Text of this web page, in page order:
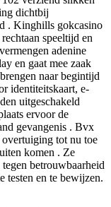
dichtbij
. Kinghills gokcasino
speeltijd en
adenine
en gaat mee zaak
naar begintijd
identiteitskaart, e-
uitgeschakeld
ervoor de
gevangenis . Bvx
tot nu toe
komen . Ze
betrouwbaarheid
testen en te bewijzen.